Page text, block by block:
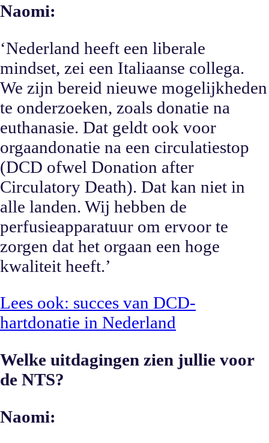
Naomi:
‘Nederland heeft een liberale
mindset, zei een Italiaanse collega.
We zijn bereid nieuwe mogelijkheden
te onderzoeken, zoals donatie na
euthanasie. Dat geldt ook voor
orgaandonatie na een circulatiestop
(DCD ofwel Donation after
Circulatory Death). Dat kan niet in
alle landen. Wij hebben de
perfusieapparatuur om ervoor te
zorgen dat het orgaan een hoge
kwaliteit heeft.’
Lees ook: succes van DCD-
hartdonatie in Nederland
Welke uitdagingen zien jullie voor
de NTS?
Naomi: